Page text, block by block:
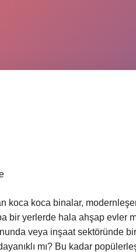
koca koca binalar,
bir yerlerde hala ahşap evler
veya inşaat sektöründe bir
mı? Bu kadar